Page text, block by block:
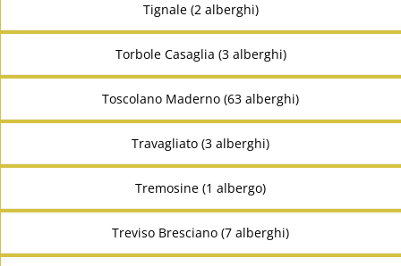
Tignale (2 alberghi)
Torbole Casaglia (3 alberghi)
Toscolano Maderno (63 alberghi)
Travagliato (3 alberghi)
Tremosine (1 albergo)
Treviso Bresciano (7 alberghi)